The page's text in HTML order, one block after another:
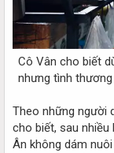
Cô Vân cho biết
nhưng tình
Theo những người
cho biết, sau
Ân không dám